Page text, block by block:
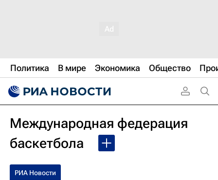
Политика В мире Экономика Общество
Международная федерация
баскетбола
РИА Новости